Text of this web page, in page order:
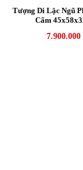
Tượng Di Lặc Ngũ
Cẩm
7.900.000